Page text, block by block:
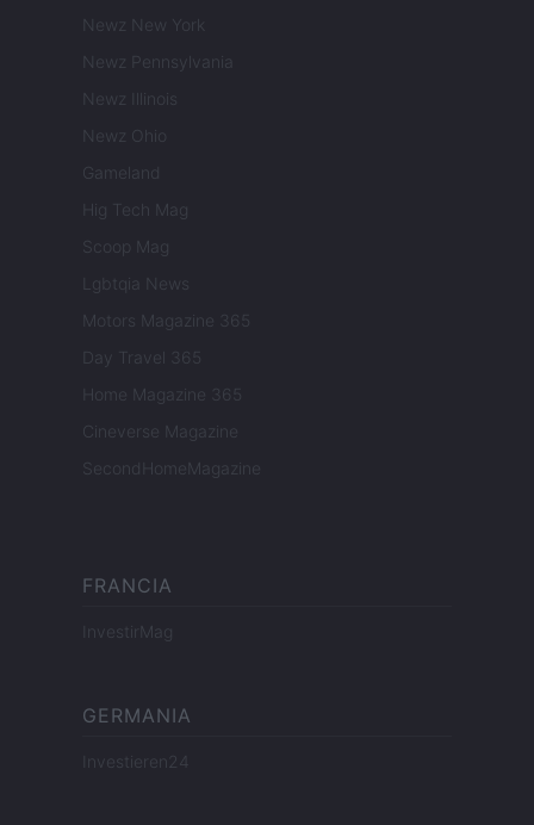
Newz New York
Newz Pennsylvania
Newz Illinois
Newz Ohio
Gameland
Hig Tech Mag
Scoop Mag
Lgbtqia News
Motors Magazine 365
Day Travel 365
Home Magazine 365
Cineverse Magazine
SecondHomeMagazine
FRANCIA
InvestirMag
GERMANIA
Investieren24